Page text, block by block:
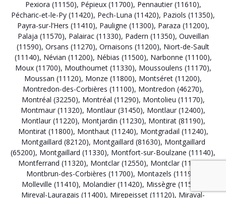
Pexiora (11150), Pépieux (11700), Pennautier (11610),
Pécharic-et-le-Py (11420), Pech-Luna (11420), Paziols (11350),
Payra-sur-l’Hers (11410), Pauligne (11300), Paraza (11200),
Palaja (11570), Palairac (11330), Padern (11350), Ouveillan
(11590), Orsans (11270), Ornaisons (11200), Niort-de-Sault
(11140), Névian (11200), Nébias (11500), Narbonne (11100),
Moux (11700), Mouthoumet (11330), Moussoulens (11170),
Moussan (11120), Monze (11800), Montséret (11200),
Montredon-des-Corbières (11100), Montredon (46270),
Montréal (32250), Montréal (11290), Montolieu (11170),
Montmaur (11320), Montlaur (31450), Montlaur (12400),
Montlaur (11220), Montjardin (11230), Montirat (81190),
Montirat (11800), Monthaut (11240), Montgradail (11240),
Montgaillard (82120), Montgaillard (81630), Montgaillard
(65200), Montgaillard (11330), Montfort-sur-Boulzane (11140),
Montferrand (11320), Montclar (12550), Montclar (11250),
Montbrun-des-Corbières (11700), Montazels (11190)
Molleville (11410), Molandier (11420), Missègre (11580)
Mireval-Lauragais (11400), Mirepeisset (11120), Miraval-